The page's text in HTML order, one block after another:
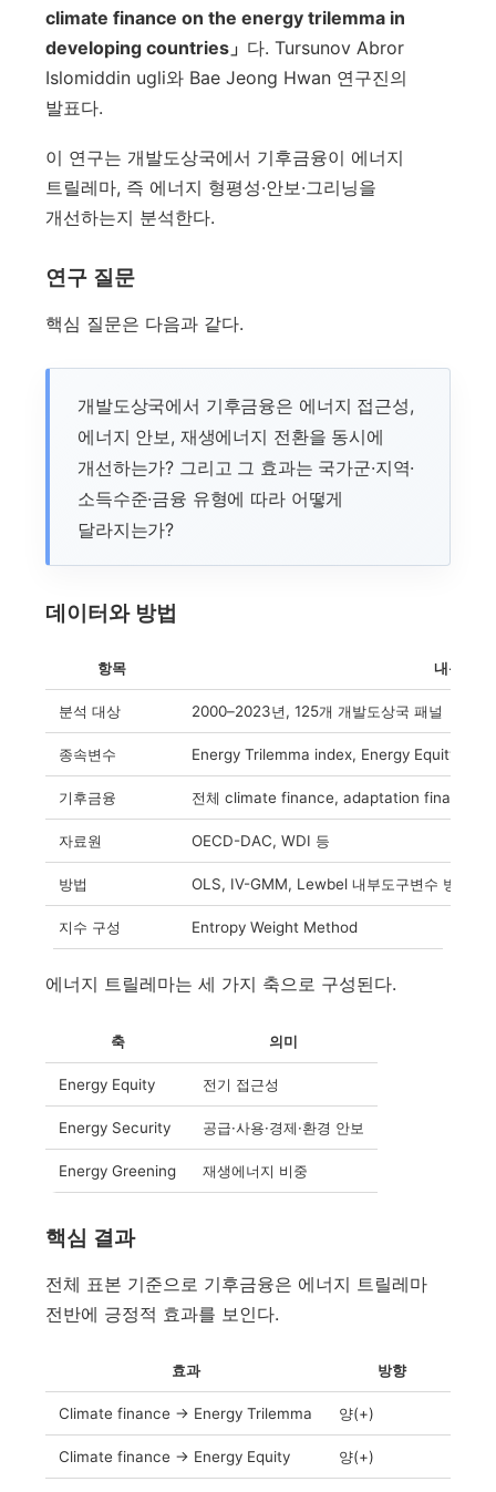
climate finance on the energy trilemma in
developing countries」 다. Tursunov Abror
Islomiddin ugli와 Bae Jeong Hwan 연구진의
발표다.
이 연구는 개발도상국에서 기후금융이 에너지
트릴레마, 즉 에너지 형평성·안보·그리닝을
개선하는지 분석한다.
연구 질문
핵심 질문은 다음과 같다.
개발도상국에서 기후금융은 에너지 접근성,
에너지 안보, 재생에너지 전환을 동시에
개선하는가? 그리고 그 효과는 국가군·지역·
소득수준·금융 유형에 따라 어떻게
달라지는가?
데이터와 방법
항목 내용
분석 대상 2000–2023년, 125개 개발도상국 패널
종속변수 Energy Trilemma index, Energy Equity,
기후금융 전체 climate finance, adaptation finance,
자료원 OECD-DAC, WDI 등
방법 OLS, IV-GMM, Lewbel 내부도구변수 방식
지수 구성 Entropy Weight Method
에너지 트릴레마는 세 가지 축으로 구성된다.
축 의미
Energy Equity 전기 접근성
Energy Security 공급·사용·경제·환경 안보
Energy Greening 재생에너지 비중
핵심 결과
전체 표본 기준으로 기후금융은 에너지 트릴레마
전반에 긍정적 효과를 보인다.
효과 방향
Climate finance → Energy Trilemma 양(+)
Climate finance → Energy Equity 양(+)